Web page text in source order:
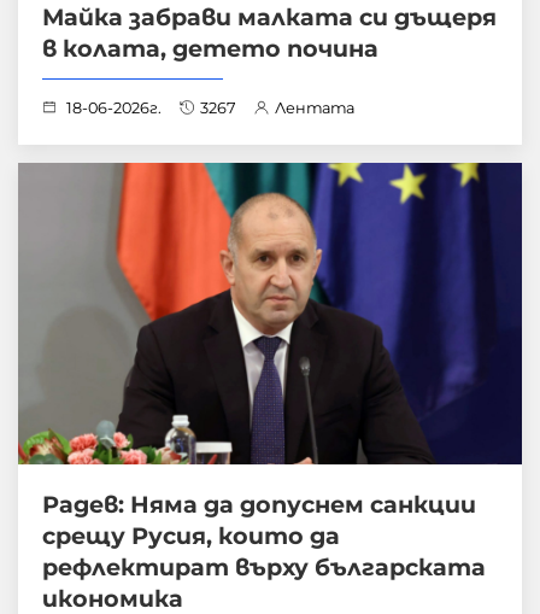
Майка забрави малката си дъщеря
в колата, детето почина
18-06-2026г. 3267 Лентата
Радев: Няма да допуснем санкции
срещу Русия, които да
рефлектират върху българската
икономика